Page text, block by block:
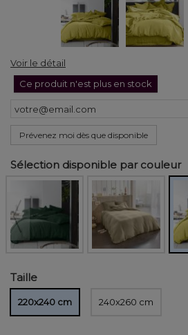
Voir le détail
Ce produit n'est plus en stock
Prévenez moi dès que disponible
Sélection disponible par couleur
Taille
220x240 cm 240x260 cm